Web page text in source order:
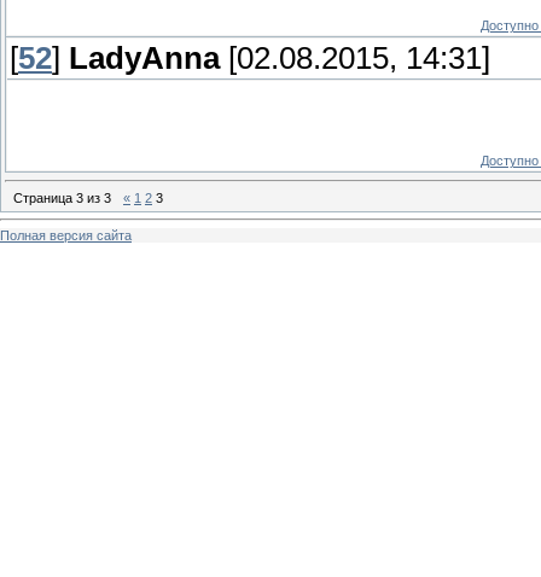
[52] LadyAnna[02.08.2015, 14:31]
Страница 3 из 3 « 1 2 3
Полная версия сайта